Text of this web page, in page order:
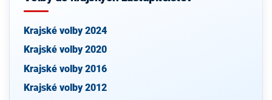
Krajské volby 2024
Krajské volby 2020
Krajské volby 2016
Krajské volby 2012